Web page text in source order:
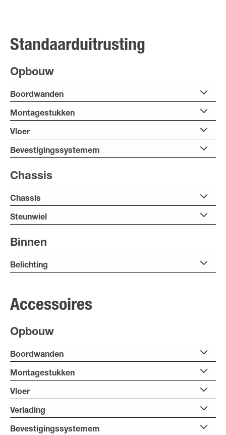
Standaarduitrusting
Opbouw
Boordwanden
Montagestukken
Vloer
Bevestigingssystemem
Chassis
Chassis
Steunwiel
Binnen
Belichting
Accessoires
Opbouw
Boordwanden
Montagestukken
Vloer
Verlading
Bevestigingssystemem